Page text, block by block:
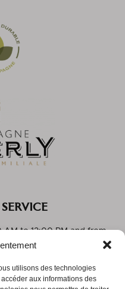
utilisons des technologies
aux informations des
to 12:00 PM and from
PM
to 12:00 PM
44 60